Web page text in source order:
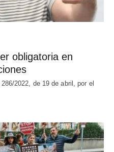
obligatoria en
2022, de 19 de abril, por el